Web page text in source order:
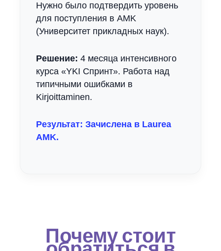
Нужно было подтвердить уровень
для поступления в AMK
(Университет прикладных наук).
Решение: 4 месяца интенсивного
курса «YKI Спринт». Работа над
типичными ошибками в
Kirjoittaminen.
Результат: Зачислена в Laurea
AMK.
Почему стоит